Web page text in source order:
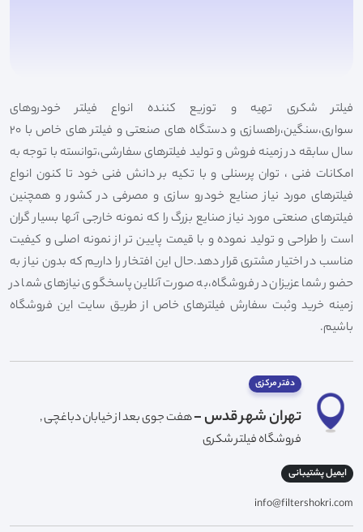
فیلتر شکری تهیه و توزیع کننده انواع فیلتر خودروهای
سواری،سنگین،راهسازی و دستگاه های صنعتی و فیلتر های خاص با 20
سال سابقه در زمینه فروش و تولید فیلترهای سفارشی،توانسته با توجه به
امکانات فنی ، توان پرسنلی و با تکیه بر دانش فنی خود تا کنون انواع
فیلترهای مورد نیاز صنایع خودرو سازی و مصرفی در کشور و همچنین
فیلترهای صنعتی مورد نیاز صنایع بزرگ را که نمونه خارجی آنها بسیار گران
است را طراحی و تولید نموده و با قیمت پایین تر از نمونه اصلی و کیفیت
مناسب در اختیار مشتری قرار دهد.حال این افتخار را داریم که بدون نیاز به
حضور شما عزیزان در فروشگاه،به صورت آنلاین پاسخگوی نیازهای شما در
زمینه خرید وثبت سفارش فیلترهای خاص از طریق سایت این فروشگاه
باشیم.
دفتر مرکزی
تهران شهر قدس -هفت جوی بعد از خیابان دباغچی ,
فروشگاه فیلتر شکری
ایمیل پشتیبانی
info@filtershokri.com